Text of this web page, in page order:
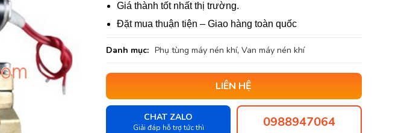
Giá thành tốt nhất thị trường.
Đặt mua thuận tiện – Giao hàng toàn quốc
Danh mục: Phụ tùng máy nén khí, Van máy nén khí
LIÊN HỆ
CHAT ZALO
Giải đáp hỗ trợ tức thì 0988947064